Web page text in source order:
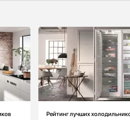
Рейтинг лучших